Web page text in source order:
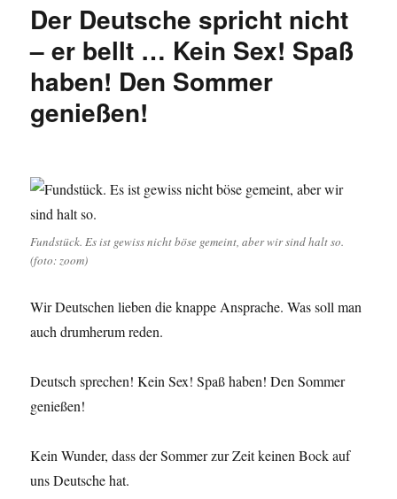
Politpanscher,
Energiepanscher
und
Drogenpanscher.
Der Deutsche spricht nicht
– er bellt … Kein Sex! Spaß
haben! Den Sommer
genießen!
Fundstück. Es ist gewiss nicht böse gemeint, aber wir sind halt so.
(foto: zoom)
Wir Deutschen lieben die knappe Ansprache. Was soll man
auch drumherum reden.
Deutsch sprechen! Kein Sex! Spaß haben! Den Sommer
genießen!
Kein Wunder, dass der Sommer zur Zeit keinen Bock auf
uns Deutsche hat.